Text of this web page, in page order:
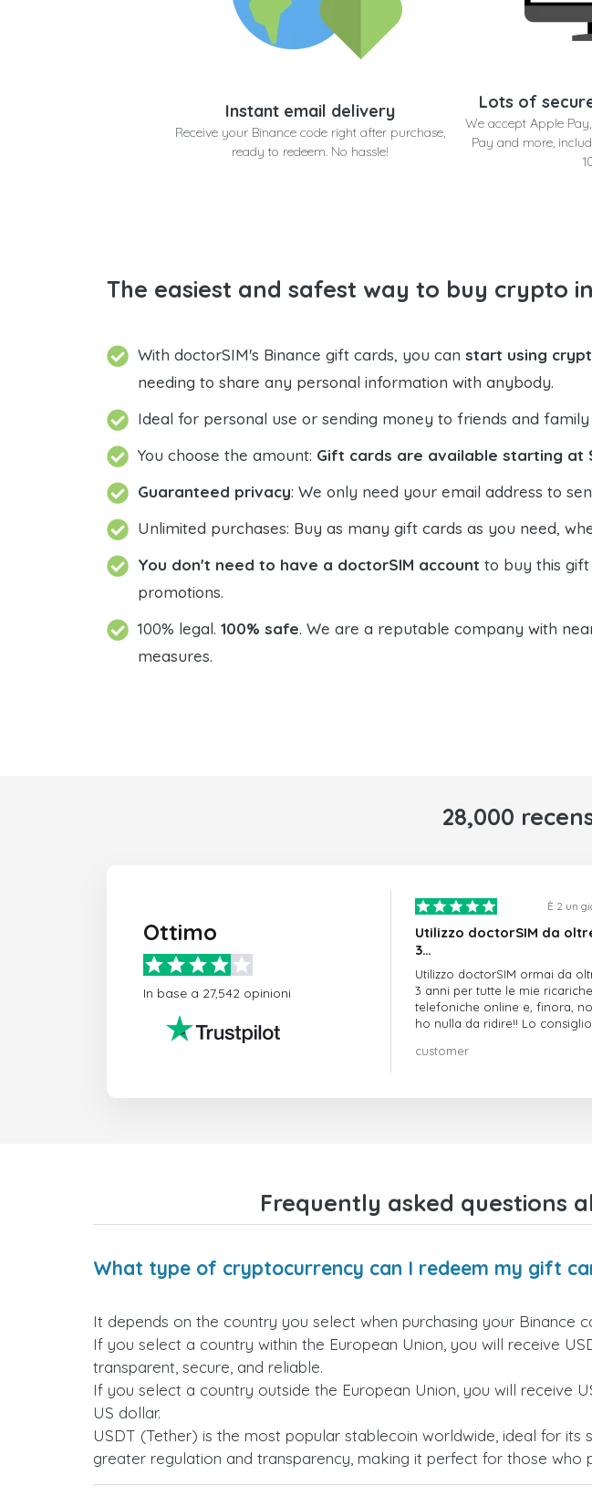
Instant email delivery
Receive your Binance code right after purchase,
ready to redeem. No hassle!
Lots of
We accept Apple
Pay and more,
The easiest and safest way to buy crypto
With doctorSIM's Binance gift cards, you can start using
needing to share any personal information with anybody.
Ideal for personal use or sending money to friends and
You choose the amount: Gift cards are available starting at
Guaranteed privacy: We only need your email address to
Unlimited purchases: Buy as many gift cards as you need,
You don't need to have a doctorSIM account to buy this gift
promotions.
100% legal. 100% safe. We are a reputable company with
measures.
28,000
Ottimo
In base a 27,542 opinioni
È 2 un
Utilizzo doctorSIM da
3…
Utilizzo doctorSIM ormai da
3 anni per tutte le mie ricariche
telefoniche online e, finora,
ho nulla da ridire!! Lo consiglio
customer
Frequently asked questions
What type of cryptocurrency can I redeem my gift
It depends on the country you select when purchasing your Binance
If you select a country within the European Union, you will receive
transparent, secure, and reliable.
If you select a country outside the European Union, you will receive
US dollar.
USDT (Tether) is the most popular stablecoin worldwide, ideal for
greater regulation and transparency, making it perfect for those who